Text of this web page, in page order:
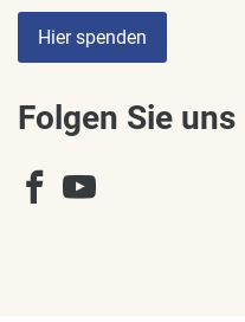
Hier spenden
Folgen Sie uns